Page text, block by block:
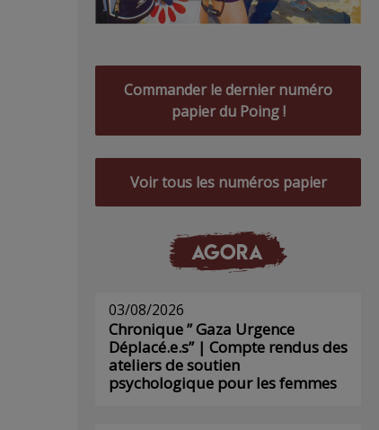
Commander le dernier numéro
papier du Poing !
Voir tous les numéros papier
AGORA
03/08/2026
Chronique ” Gaza Urgence
Déplacé.e.s” | Compte rendus des
ateliers de soutien
psychologique pour les femmes